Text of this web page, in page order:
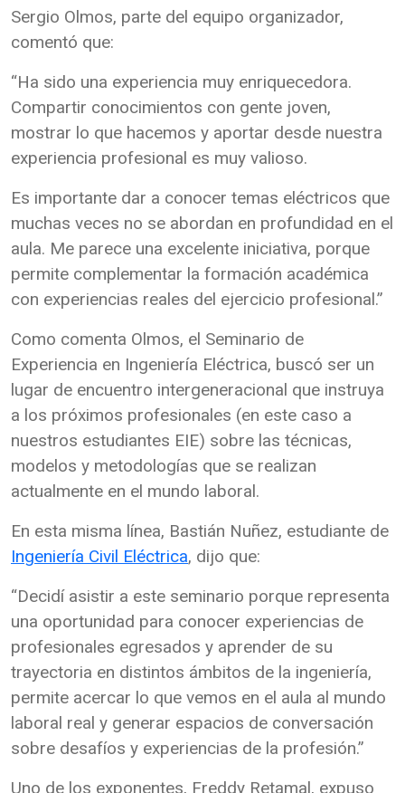
Sergio Olmos, parte del equipo organizador,
comentó que:
“Ha sido una experiencia muy enriquecedora.
Compartir conocimientos con gente joven,
mostrar lo que hacemos y aportar desde nuestra
experiencia profesional es muy valioso.
Es importante dar a conocer temas eléctricos que
muchas veces no se abordan en profundidad en el
aula. Me parece una excelente iniciativa, porque
permite complementar la formación académica
con experiencias reales del ejercicio profesional.”
Como comenta Olmos, el Seminario de
Experiencia en Ingeniería Eléctrica, buscó ser un
lugar de encuentro intergeneracional que instruya
a los próximos profesionales (en este caso a
nuestros estudiantes EIE) sobre las técnicas,
modelos y metodologías que se realizan
actualmente en el mundo laboral.
En esta misma línea, Bastián Nuñez, estudiante de
Ingeniería Civil Eléctrica, dijo que:
“Decidí asistir a este seminario porque representa
una oportunidad para conocer experiencias de
profesionales egresados y aprender de su
trayectoria en distintos ámbitos de la ingeniería,
permite acercar lo que vemos en el aula al mundo
laboral real y generar espacios de conversación
sobre desafíos y experiencias de la profesión.”
Uno de los exponentes, Freddy Retamal, expuso